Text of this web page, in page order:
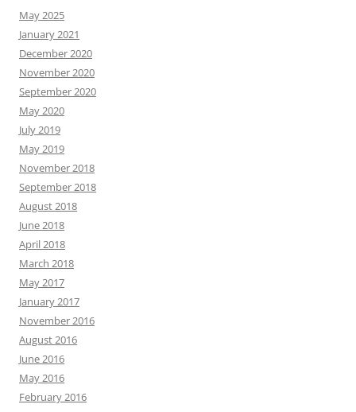
May 2025
January 2021
December 2020
November 2020
September 2020
May 2020
July 2019
May 2019
November 2018
September 2018
August 2018
June 2018
April 2018
March 2018
May 2017
January 2017
November 2016
August 2016
June 2016
May 2016
February 2016